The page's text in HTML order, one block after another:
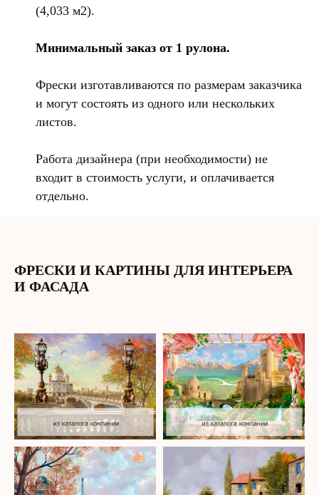
(4,033 м2).
Минимальный заказ от 1 рулона.
Фрески изготавливаются по размерам заказчика
и могут состоять из одного или нескольких
листов.
Работа дизайнера (при необходимости) не
входит в стоимость услуги, и оплачивается
отдельно.
ФРЕСКИ И КАРТИНЫ ДЛЯ ИНТЕРЬЕРА
И ФАСАДА